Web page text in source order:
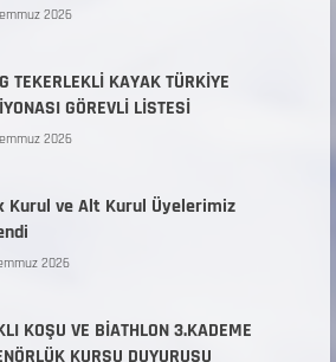
2026
TEKERLEKLİ KAYAK TÜRKİYE
GÖREVLİ LİSTESİ
2026
Kurul ve Alt Kurul Üyelerimiz
2026
KOŞU VE BİATHLON 3.KADEME
KURSU DUYURUSU